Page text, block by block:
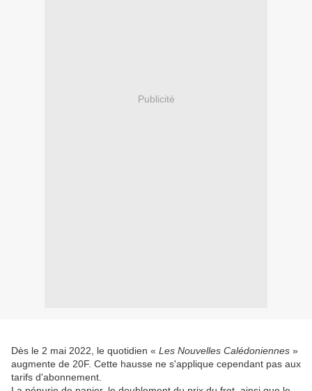
Publicité
Dès le 2 mai 2022, le quotidien « Les Nouvelles Calédoniennes »
augmente de 20F. Cette hausse ne s'applique cependant pas aux
tarifs d'abonnement.